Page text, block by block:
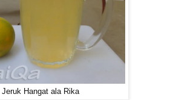
Jeruk Hangat ala Rika